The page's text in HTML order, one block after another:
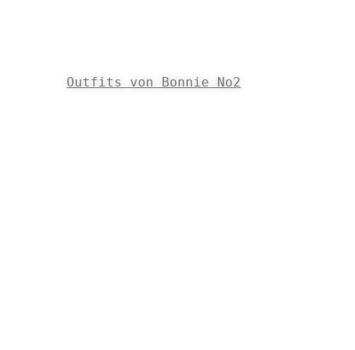
Outfits von Bonnie No2